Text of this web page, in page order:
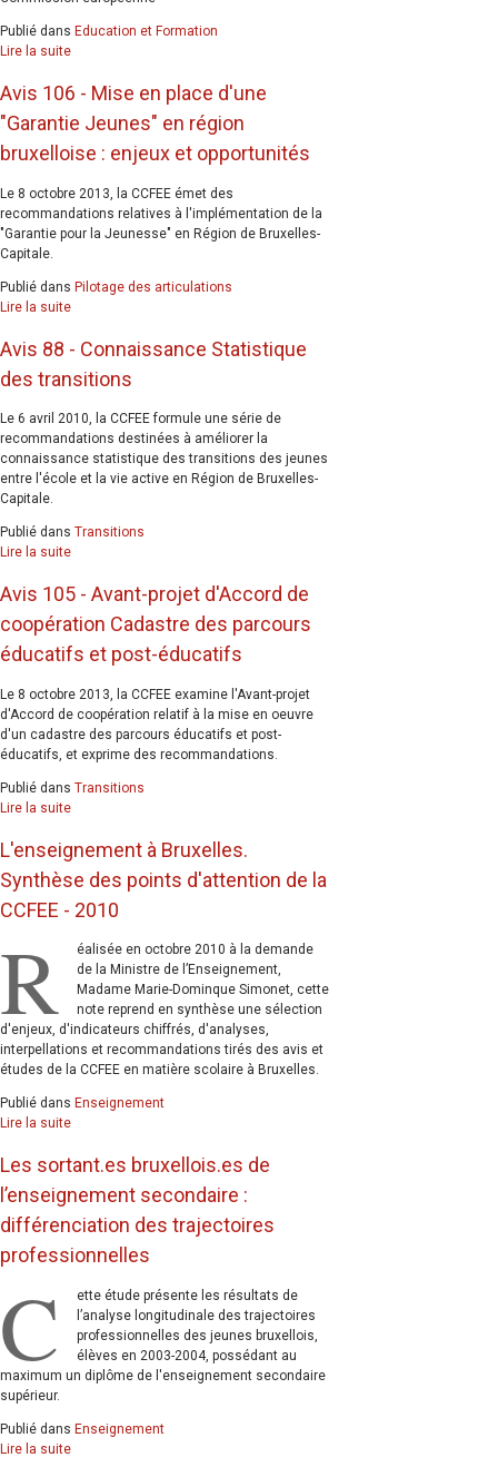
Publié dans Education et Formation
Lire la suite
Avis 106 - Mise en place d'une
"Garantie Jeunes" en région
bruxelloise : enjeux et opportunités
Le 8 octobre 2013, la CCFEE émet des
recommandations relatives à l'implémentation de la
"Garantie pour la Jeunesse" en Région de Bruxelles-
Capitale.
Publié dans Pilotage des articulations
Lire la suite
Avis 88 - Connaissance Statistique
des transitions
Le 6 avril 2010, la CCFEE formule une série de
recommandations destinées à améliorer la
connaissance statistique des transitions des jeunes
entre l'école et la vie active en Région de Bruxelles-
Capitale.
Publié dans Transitions
Lire la suite
Avis 105 - Avant-projet d'Accord de
coopération Cadastre des parcours
éducatifs et post-éducatifs
Le 8 octobre 2013, la CCFEE examine l'Avant-projet
d'Accord de coopération relatif à la mise en oeuvre
d'un cadastre des parcours éducatifs et post-
éducatifs, et exprime des recommandations.
Publié dans Transitions
Lire la suite
L'enseignement à Bruxelles.
Synthèse des points d'attention de la
CCFEE - 2010
R
éalisée en octobre 2010 à la demande
de la Ministre de l’Enseignement,
Madame Marie-Dominque Simonet, cette
note reprend en synthèse une sélection
d'enjeux, d'indicateurs chiffrés, d'analyses,
interpellations et recommandations tirés des avis et
études de la CCFEE en matière scolaire à Bruxelles.
Publié dans Enseignement
Lire la suite
Les sortant.es bruxellois.es de
l’enseignement secondaire :
différenciation des trajectoires
professionnelles
C
ette étude présente les résultats de
l’analyse longitudinale des trajectoires
professionnelles des jeunes bruxellois,
élèves en 2003-2004, possédant au
maximum un diplôme de l'enseignement secondaire
supérieur.
Publié dans Enseignement
Lire la suite